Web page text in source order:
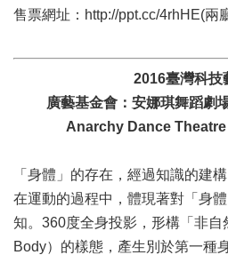
廉
資
源
補
助/
售票網址：http://ppt.cc/4rhHE(兩
2016臺灣科技
廣藝基金會：安娜琪舞蹈劇
Anarchy Dance
「身體」的存在，經過知識的建
在運動的過程中，體現著對「身
知。360度全身投影，形構「非自
Body）的樣態，產生別於第一種